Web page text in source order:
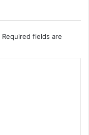
Required fields are